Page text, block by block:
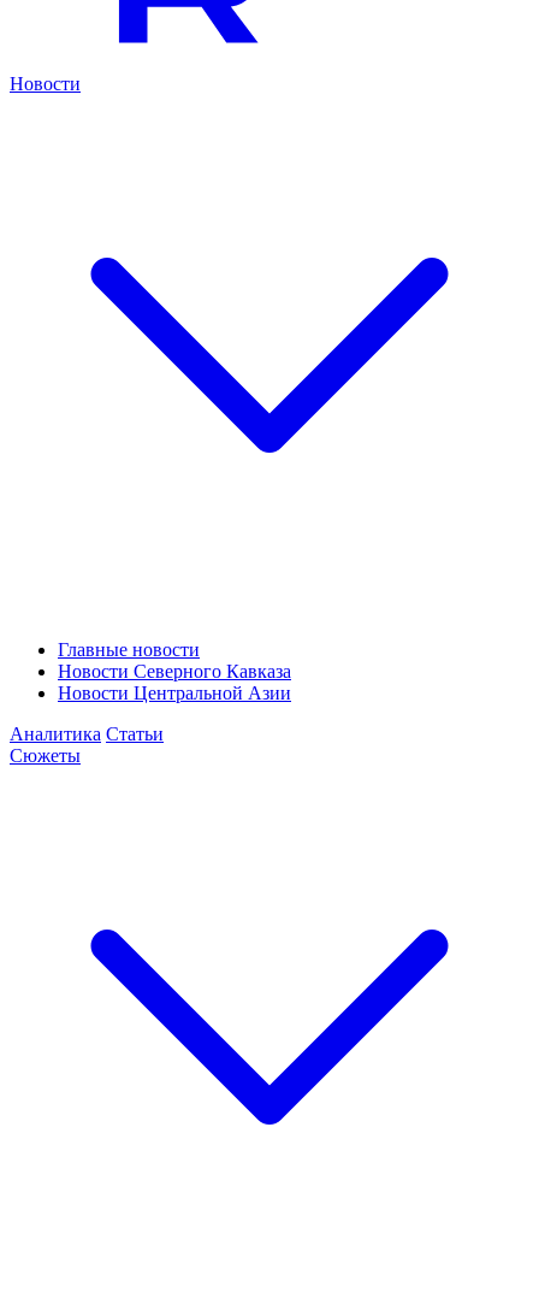
Новости
Главные новости
Новости Северного Кавказа
Новости Центральной Азии
Аналитика Статьи
Сюжеты